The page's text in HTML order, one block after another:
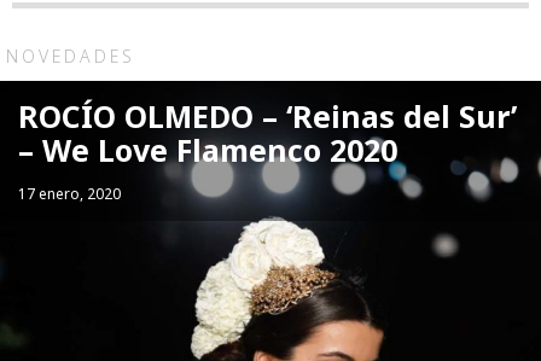
NOVEDADES
ROCÍO OLMEDO – ‘Reinas del Sur’
– We Love Flamenco 2020
17 enero, 2020